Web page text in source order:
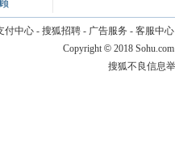
付中心- 搜狐招聘- 广告服务 - 客服中心
Copyright © 2018
搜狐不良信息